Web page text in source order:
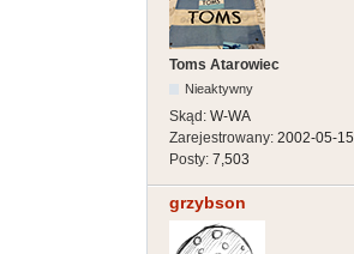
Toms Atarowiec
Nieaktywny
Skąd: W-WA
Zarejestrowany: 2002-05-15
Posty: 7,503
grzybson